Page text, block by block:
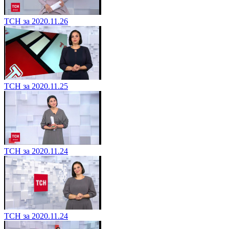
ТСН за 2020.11.26
ТСН за 2020.11.25
ТСН за 2020.11.24
ТСН за 2020.11.24